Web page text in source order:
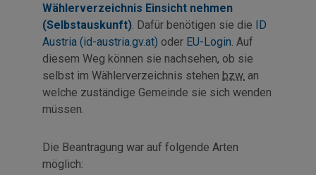
Wählerverzeichnis Einsicht nehmen
(Selbstauskunft). Dafür benötigen sie die ID
Austria (id-austria.gv.at) oder EU-Login. Auf
diesem Weg können sie nachsehen, ob sie
selbst im Wählerverzeichnis stehen bzw. an
welche zuständige Gemeinde sie sich wenden
müssen.
Die Beantragung war auf folgende Arten
möglich: